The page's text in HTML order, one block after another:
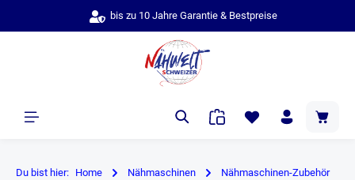
bis zu 10 Jahre Garantie & Bestpreise
Du bist hier: Home Nähmaschinen Nähmaschinen-Zubehör